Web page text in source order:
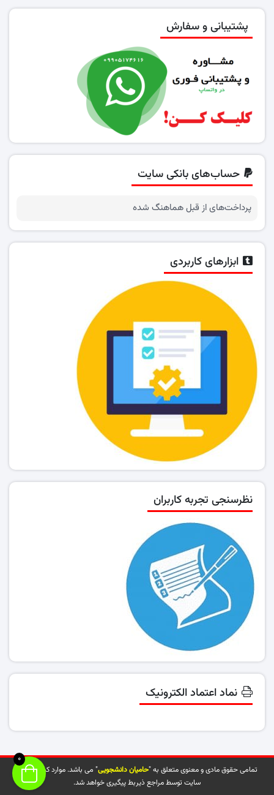
پشتیبانی و سفارش
حساب‌های بانکی سایت
پرداخت‌های از قبل هماهنگ شده
ابزارهای کاربردی
نظرسنجی تجربه کاربران
نماد اعتماد الکترونیک
تمامی حقوق مادی و معنوی متعلق به "حامیان دانشجویی" می باشد. موارد کپی شده از
سایت توسط مراجع ذیربط پیگیری خواهد شد.
0